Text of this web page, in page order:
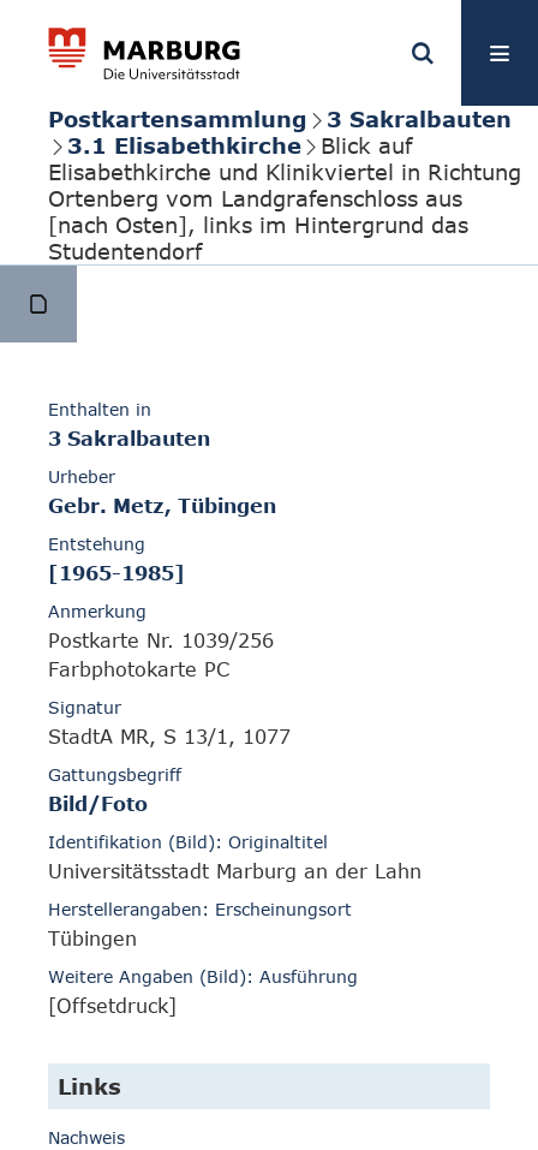
Postkartensammlung
3 Sakralbauten
3.1 Elisabethkirche
Blick auf
Elisabethkirche und Klinikviertel in Richtung
Ortenberg vom Landgrafenschloss aus
[nach Osten], links im Hintergrund das
Studentendorf
Enthalten in
3 Sakralbauten
Urheber
Gebr. Metz, Tübingen
Entstehung
[1965-1985]
Anmerkung
Postkarte Nr. 1039/256
Farbphotokarte PC
Signatur
StadtA MR, S 13/1, 1077
Gattungsbegriff
Bild/Foto
Identifikation (Bild): Originaltitel
Universitätsstadt Marburg an der Lahn
Herstellerangaben: Erscheinungsort
Tübingen
Weitere Angaben (Bild): Ausführung
[Offsetdruck]
Links
Nachweis